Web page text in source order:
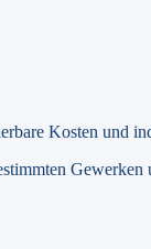
Kosten und